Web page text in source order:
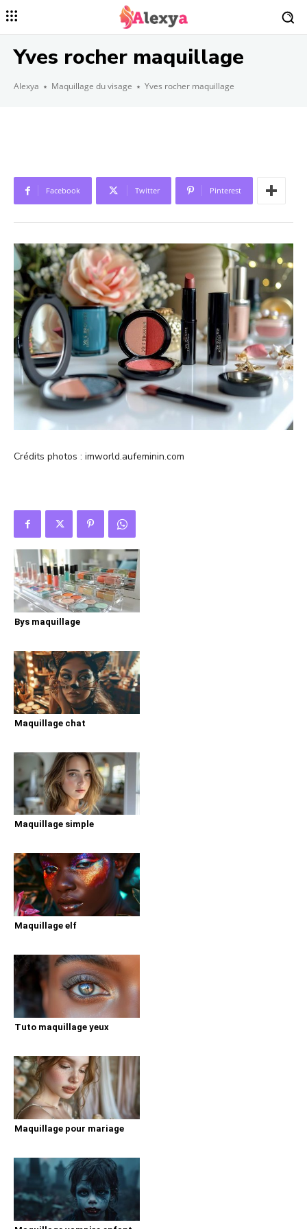
Yves rocher maquillage
Alexya Maquillage du visage Yves rocher maquillage
Facebook Twitter Pinterest
Crédits photos : imworld.aufeminin.com
Bys maquillage
Maquillage chat
Maquillage simple
Maquillage elf
Tuto maquillage yeux
Maquillage pour mariage